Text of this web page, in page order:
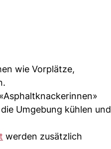
wie Vorplätze,
Umgebung kühlen und
werden zusätzlich